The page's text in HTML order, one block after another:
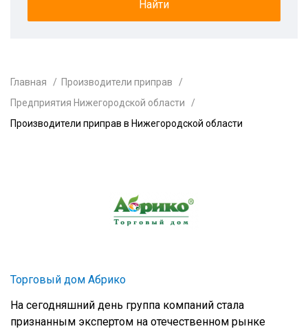
Главная
Производители приправ
Предприятия Нижегородской области
Производители приправ в Нижегородской области
Торговый дом Абрико
На сегодняшний день группа компаний стала
признанным экспертом на отечественном рынке